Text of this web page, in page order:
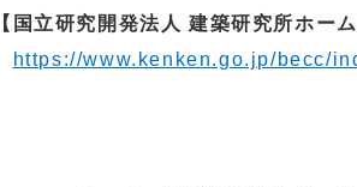
【国立研究開発法人 建築研究所ホー
https://www.kenken.go.jp/becc/
令和4年